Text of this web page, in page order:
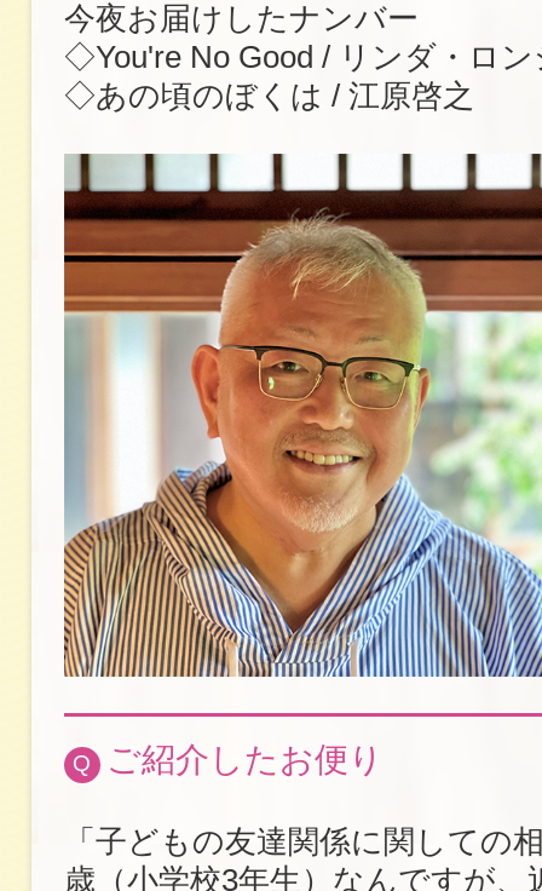
今夜お届けしたナンバー
◇You're No Good / リンダ・ロ
◇あの頃のぼくは / 江原啓之
Q ご紹介したお便り
「子どもの友達関係に関しての
歳（小学校3年生）なんですが、